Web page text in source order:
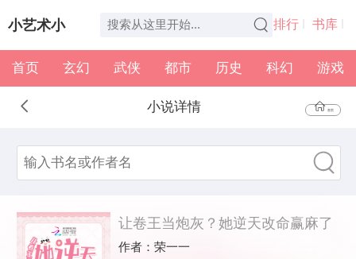
小艺术小
说
排行 书库
全本 书架
首页 玄幻 武侠 都市 历史 科幻 游戏
小说详情 首页
让卷王当炮灰？她逆天改命赢麻了
作者：荣一一